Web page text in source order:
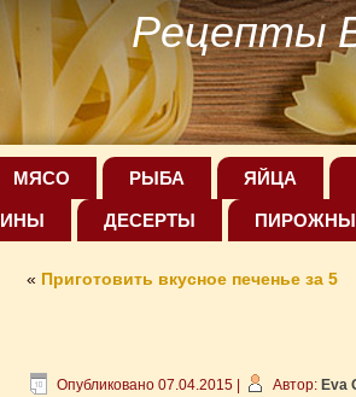
Рецепты
МЯСО РЫБА ЯЙЦА
ДЕСЕРТЫ
« Приготовить вкусное печенье за 5
Опубликовано 07.04.2015 Автор: Eva